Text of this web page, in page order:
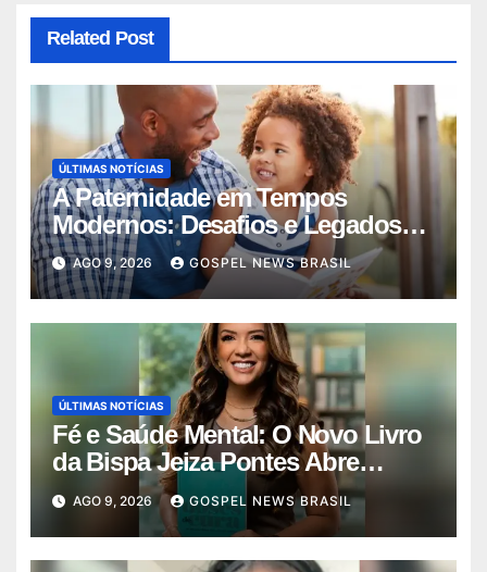
Related Post
ÚLTIMAS NOTÍCIAS
A Paternidade em Tempos
Modernos: Desafios e Legados
no Dia dos Pais
AGO 9, 2026 GOSPEL NEWS BRASIL
ÚLTIMAS NOTÍCIAS
Fé e Saúde Mental: O Novo Livro
da Bispa Jeiza Pontes Abre
Diálo…
AGO 9, 2026 GOSPEL NEWS BRASIL